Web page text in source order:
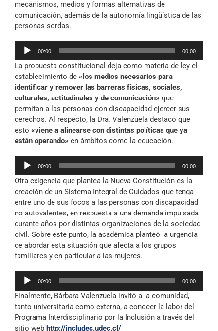
mecanismos, medios y formas alternativas de
comunicación, además de la autonomía lingüística de las
personas sordas.
Reproductor
audio
00:00 00:00
La propuesta constitucional deja como materia de ley el
establecimiento de «los medios necesarios para
identificar y remover las barreras físicas, sociales,
culturales, actitudinales y de comunicación» que
permitan a las personas con discapacidad ejercer sus
derechos. Al respecto, la Dra. Valenzuela destacó que
esto «viene a alinearse con distintas políticas que ya
están operando» en ámbitos como la educación.
Reproductor
audio
00:00 00:00
Otra exigencia que plantea la Nueva Constitución es la
creación de un Sistema Integral de Cuidados que tenga
entre uno de sus focos a las personas con discapacidad
no autovalentes, en respuesta a una demanda impulsada
durante años por distintas organizaciones de la sociedad
civil. Sobre este punto, la académica planteó la urgencia
de abordar esta situación que afecta a los grupos
familiares y en particular a las mujeres.
Reproductor
audio
00:00 00:00
Finalmente, Bárbara Valenzuela invitó a la comunidad,
tanto universitaria como externa, a conocer la labor del
Programa Interdisciplinario por la Inclusión a través del
sitio web http://includec.udec.cl/